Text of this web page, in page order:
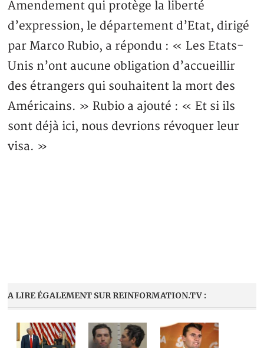
Amendement qui protège la liberté
d’expression, le département d’Etat, dirigé
par Marco Rubio, a répondu : « Les Etats-
Unis n’ont aucune obligation d’accueillir
des étrangers qui souhaitent la mort des
Américains. » Rubio a ajouté : « Et si ils
sont déjà ici, nous devrions révoquer leur
visa. »
A LIRE ÉGALEMENT SUR REINFORMATION.TV :